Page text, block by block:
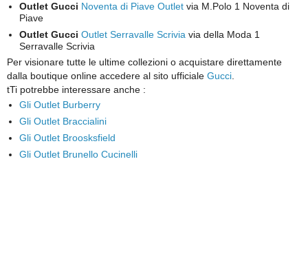
Outlet Gucci Noventa di Piave Outlet via M.Polo 1 Noventa di
Piave
Outlet Gucci Outlet Serravalle Scrivia via della Moda 1
Serravalle Scrivia
Per visionare tutte le ultime collezioni o acquistare direttamente
dalla boutique online accedere al sito ufficiale Gucci
tTi potrebbe interessare anche :
Gli Outlet Burberry
Gli Outlet Braccialini
Gli Outlet Broosksfield
Gli Outlet Brunello Cucinelli